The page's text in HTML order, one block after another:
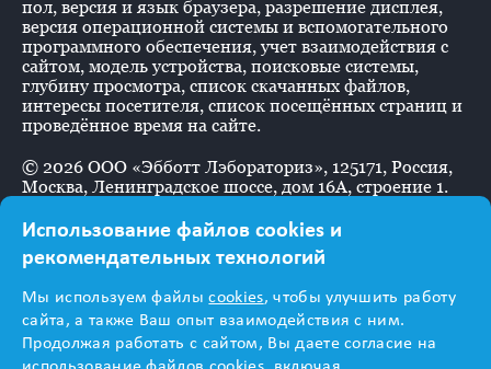
пол, версия и язык браузера, разрешение дисплея,
версия операционной системы и вспомогательного
программного обеспечения, учет взаимодействия с
сайтом, модель устройства, поисковые системы,
глубину просмотра, список скачанных файлов,
интересы посетителя, список посещённых страниц и
проведённое время на сайте.
© 2026 ООО «Эбботт Лэбораториз», 125171, Россия,
Москва, Ленинградское шоссе, дом 16А, строение 1.
Информация
предназначена для
Использование файлов cookies и
рекомендательных технологий
Мы используем файлыcookies, чтобы улучшить работу
сайта, а также Ваш опыт взаимодействия с ним.
Продолжая работать с сайтом, Вы даете согласие на